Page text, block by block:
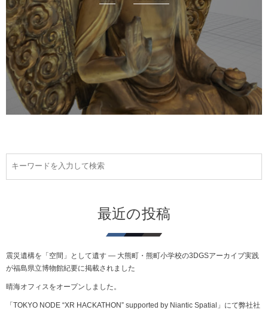
最近の投稿
震災遺構を「空間」として遺す ― 大熊町・熊町小学校の3DGSアーカイブ実践
が福島県立博物館紀要に掲載されました
晴海オフィスをオープンしました。
「TOKYO NODE “XR HACKATHON” supported by Niantic Spatial」にて弊社社